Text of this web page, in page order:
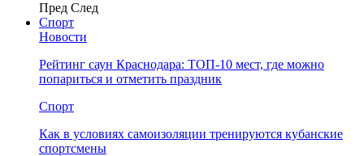
Пред След
Спорт
Новости
Рейтинг саун Краснодара: ТОП-10 мест, где можно
попариться и отметить праздник
Спорт
Как в условиях самоизоляции тренируются кубанские
спортсмены